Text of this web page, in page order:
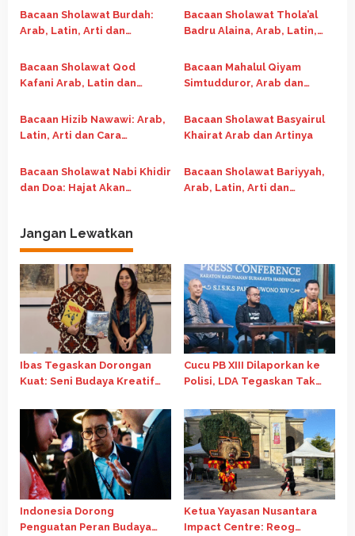
s
p
o
s
Bacaan Sholawat Burdah:
Arab, Latin, Arti dan
Bacaan Sholawat Thola’al
Badru Alaina, Arab, Latin,
Bacaan Sholawat Qod
Kafani Arab, Latin dan
Bacaan Mahalul Qiyam
Simtudduror, Arab dan
Bacaan Hizib Nawawi: Arab,
Latin, Arti dan Cara
Bacaan Sholawat Basyairul
Khairat Arab dan Artinya
Bacaan Sholawat Nabi Khidir
dan Doa: Hajat Akan
Bacaan Sholawat Bariyyah,
Arab, Latin, Arti dan
Jangan Lewatkan
Ibas Tegaskan Dorongan
Kuat: Seni Budaya Kreatif
dan Ekonomi Nasional
Cucu PB XIII Dilaporkan ke
Polisi, LDA Tegaskan Tak
Indonesia Dorong
Penguatan Peran Budaya
Ketua Yayasan Nusantara
Impact Centre: Reog